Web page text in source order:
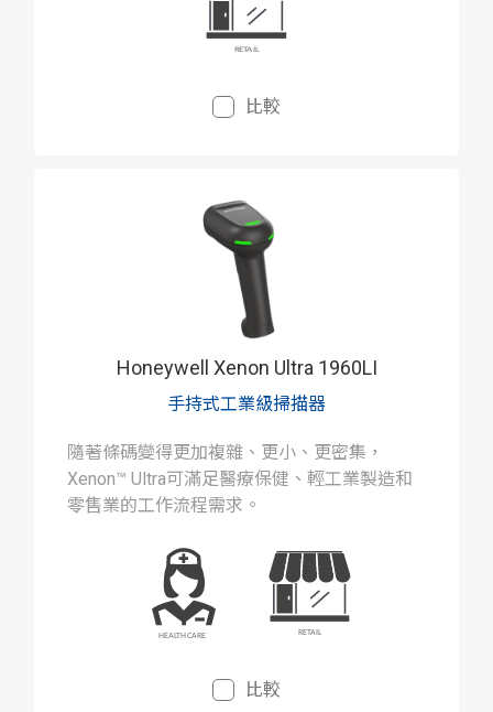
比較
Honeywell Xenon Ultra 1960LI
手持式工業級掃描器
隨著條碼變得更加複雜、更小、更密集，
Xenon™ Ultra可滿足醫療保健、輕工業製造和
零售業的工作流程需求。
比較